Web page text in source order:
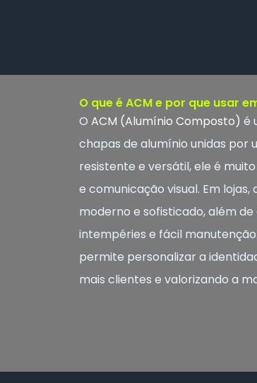
O que é ACM e por que usar
O ACM (Alumínio Composto) é
chapas de alumínio unidas por
resistente e versátil, ele é
e comunicação visual. Em
moderno e sofisticado, além
intempéries e fácil
permite personalizar a
mais clientes e valorizando a